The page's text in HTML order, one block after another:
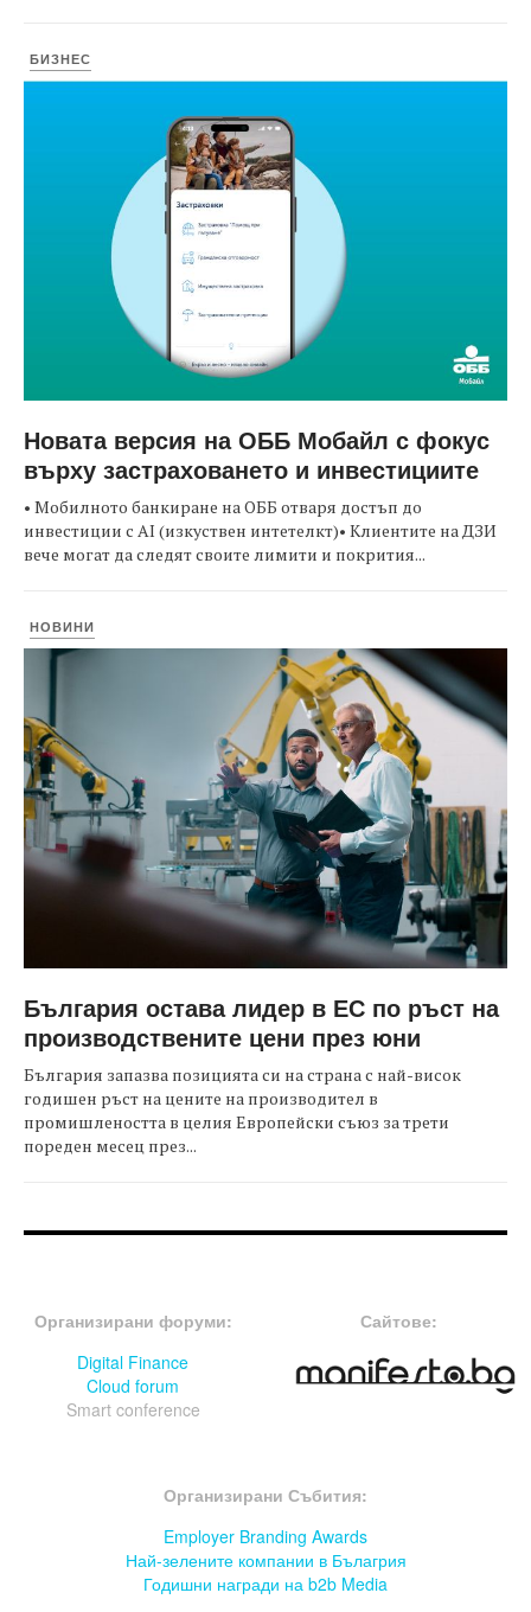
БИЗНЕС
Новата версия на ОББ Мобайл с фокус
върху застраховането и инвестициите
• Мобилното банкиране на ОББ отваря достъп до
инвестиции с AI (изкуствен интетелкт)• Клиентите на ДЗИ
вече могат да следят своите лимити и покрития...
НОВИНИ
България остава лидер в ЕС по ръст на
производствените цени през юни
България запазва позицията си на страна с най-висок
годишен ръст на цените на производител в
промишлеността в целия Европейски съюз за трети
пореден месец през...
Организирани форуми:
Digital Finance
Cloud forum
Smart conference
Сайтове:
Организирани Събития:
Employer Branding Awards
Най-зелените компании в Бълагрия
Годишни награди на b2b Media